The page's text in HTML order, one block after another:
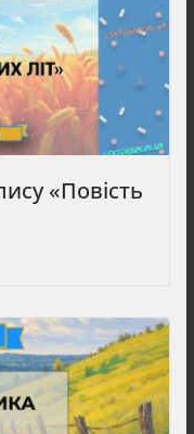
«Повість